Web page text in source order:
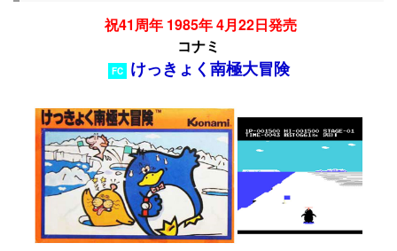
祝41周年 1985年 4月22日発売
コナミ
FC けっきょく南極大冒険